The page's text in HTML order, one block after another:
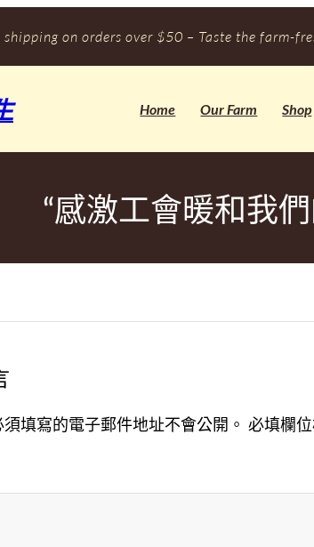
shipping on orders over $50 – Taste the farm-
Home Our Farm Shop
“感激工會暖和我
填寫的電子郵件地址不會公開。 必填欄